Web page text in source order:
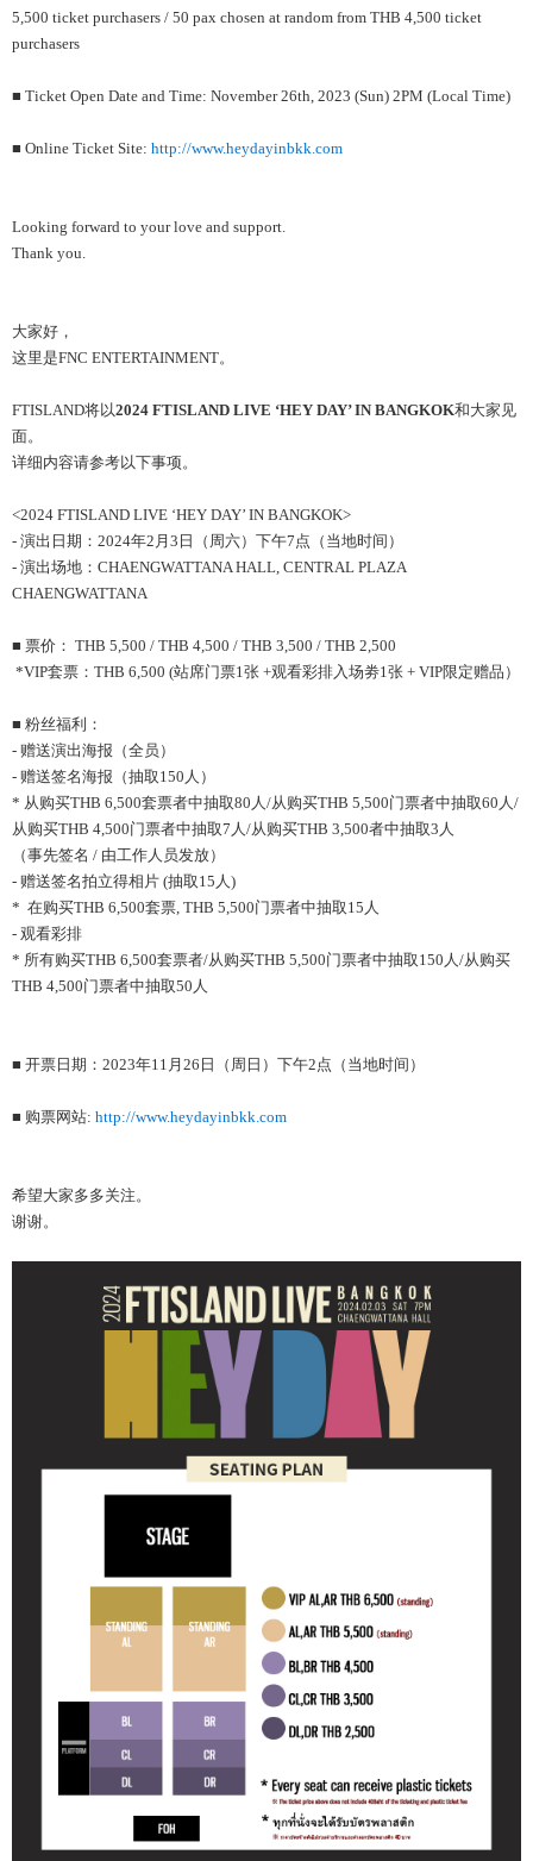
5,500 ticket purchasers / 50 pax chosen at random from THB 4,500 ticket
purchasers
■ Ticket Open Date and Time: November 26th, 2023 (Sun) 2PM (Local Time)
■ Online Ticket Site: http://www.heydayinbkk.com
Looking forward to your love and support.
Thank you.
大家好，
这里是FNC ENTERTAINMENT。
FTISLAND将以2024 FTISLAND LIVE ‘HEY DAY’ IN BANGKOK和大家见
面。
详细内容请参考以下事项。
<2024 FTISLAND LIVE ‘HEY DAY’ IN BANGKOK>
- 演出日期：2024年2月3日（周六）下午7点（当地时间）
- 演出场地：CHAENGWATTANA HALL, CENTRAL PLAZA
CHAENGWATTANA
■ 票价： THB 5,500 / THB 4,500 / THB 3,500 / THB 2,500
*VIP套票：THB 6,500 (站席门票1张 +观看彩排入场劵1张 + VIP限定赠品）
■ 粉丝福利：
- 赠送演出海报（全员）
- 赠送签名海报（抽取150人）
* 从购买THB 6,500套票者中抽取80人/从购买THB 5,500门票者中抽取60人/
从购买THB 4,500门票者中抽取7人/从购买THB 3,500者中抽取3人
（事先签名 / 由工作人员发放）
- 赠送签名拍立得相片 (抽取15人)
* 在购买THB 6,500套票, THB 5,500门票者中抽取15人
- 观看彩排
* 所有购买THB 6,500套票者/从购买THB 5,500门票者中抽取150人/从购买
THB 4,500门票者中抽取50人
■ 开票日期：2023年11月26日（周日）下午2点（当地时间）
■ 购票网站: http://www.heydayinbkk.com
希望大家多多关注。
谢谢。